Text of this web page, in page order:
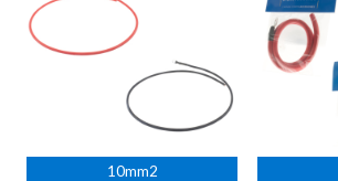
10mm2